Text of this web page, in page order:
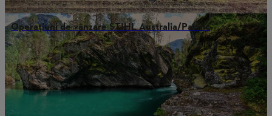
Operațiuni de vânzare STIHL Australia/Pacific